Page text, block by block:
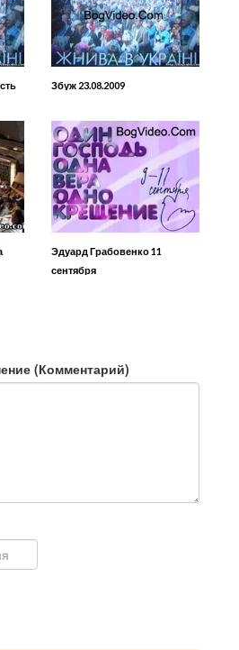
Збуж 23.08.2009
Эдуард Грабовенко 11
сентября
(Комментарий)